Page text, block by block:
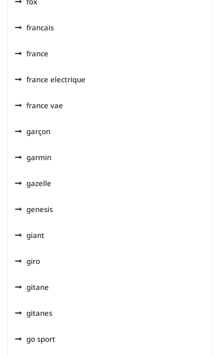
francais
france
france electrique
france vae
garçon
garmin
gazelle
genesis
giant
giro
gitane
gitanes
go sport